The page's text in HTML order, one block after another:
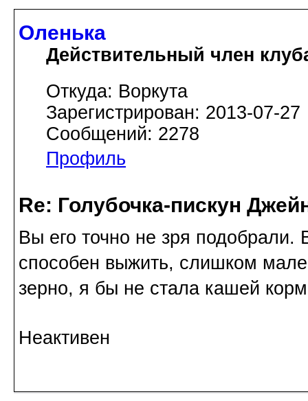
Оленька
Действительный член
Откуда: Воркута
Зарегистрирован: 2013-07-27
Сообщений: 2278
Профиль
Re: Голубочка-пискун
Вы его точно не зря подобрали.
способен выжить, слишком
зерно, я бы не стала кашей
Неактивен